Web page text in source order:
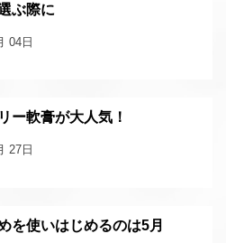
ぶ際に
04日
ー軟膏が大人気！
27日
を使いはじめるのは5月